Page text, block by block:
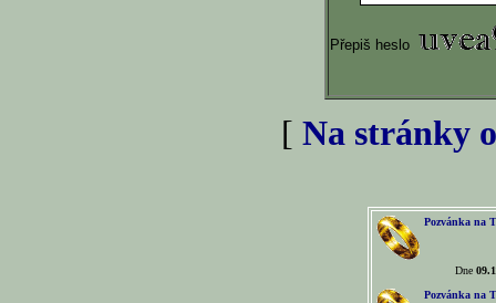
Přepiš heslo
[ Na stránky
Pozvánka na
Dne
Pozvánka na